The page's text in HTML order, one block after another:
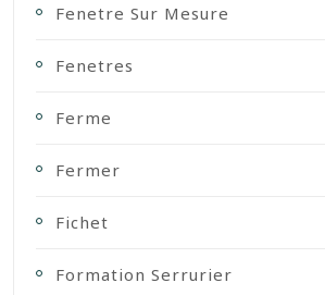
Fenetre Sur Mesure
Fenetres
Ferme
Fermer
Fichet
Formation Serrurier